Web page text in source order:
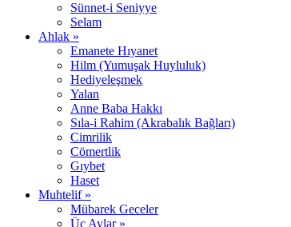
Sünnet-i Seniyye
Selam
Ahlak »
Emanete Hıyanet
Hilm (Yumuşak Huyluluk)
Hediyeleşmek
Yalan
Anne Baba Hakkı
Sıla-i Rahim (Akrabalık Bağları)
Cimrilik
Cömertlik
Gıybet
Haset
Muhtelif »
Mübarek Geceler
Üç Aylar »